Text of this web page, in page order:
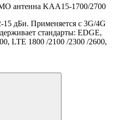
антенна KAA15-1700/2700
дБи. Применяется с 3G/4G
стандарты: EDGE,
LTE 1800 /2100 /2300 /2600,